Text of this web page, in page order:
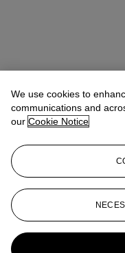
Sonja GanneChairwoman
sganne@christies.com+33
More from
We use cookies to
communications and
our Cookie Notice